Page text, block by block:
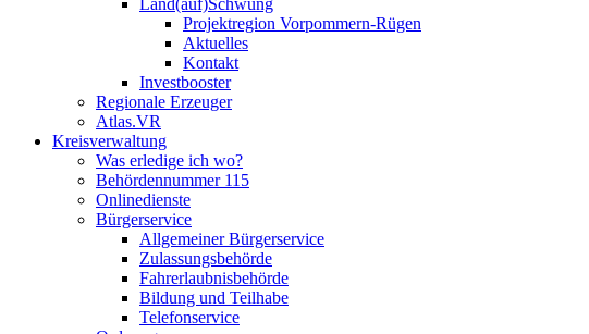
Land(auf)Schwung
Projektregion Vorpommern-Rügen
Aktuelles
Kontakt
Investbooster
Regionale Erzeuger
Atlas.VR
Kreisverwaltung
Was erledige ich wo?
Behördennummer 115
Onlinedienste
Bürgerservice
Allgemeiner Bürgerservice
Zulassungsbehörde
Fahrerlaubnisbehörde
Bildung und Teilhabe
Telefonservice